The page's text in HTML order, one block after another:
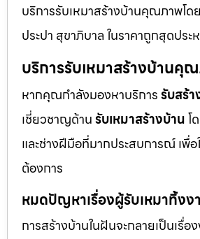
บริการรับเหมาสร้างบ้านคุณภาพโ
ประปา สุขาภิบาล ในราคาถูกสุดประ
บริการรับเหมาสร้างบ้าน
หากคุณกำลังมองหาบริการรับสร้
เชี่ยวชาญด้านรับเหมาสร้างบ้านโ
และช่างฝีมือที่มากประสบการณ์ เ
ต้องการ
หมดปัญหาเรื่องผู้รับเหมาทิ้งง
การสร้างบ้านในฝันจะกลายเป็นเรื่